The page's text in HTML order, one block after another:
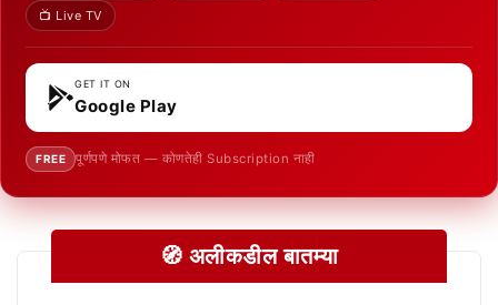
📺 Live TV
GET IT ON
Google Play
FREE पूर्णपणे मोफत — कोणतेही Subscription नाही
🧭 अलीकडील बातम्या